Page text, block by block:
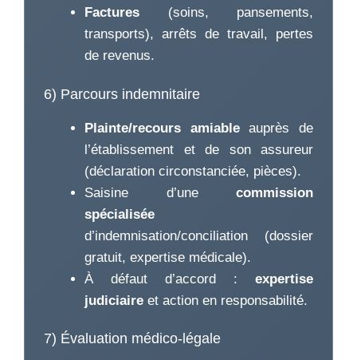
Factures (soins, pansements,
transports), arrêts de travail, pertes
de revenus.
6) Parcours indemnitaire
Plainte/recours amiableauprès de
l’établissement et de son assureur
(déclaration circonstanciée, pièces).
Saisine d’une commission
spécialisée
d’indemnisation/conciliation (dossier
gratuit, expertise médicale).
À défaut d’accord : expertise
judiciaire et action en responsabilité.
7) Évaluation médico-légale